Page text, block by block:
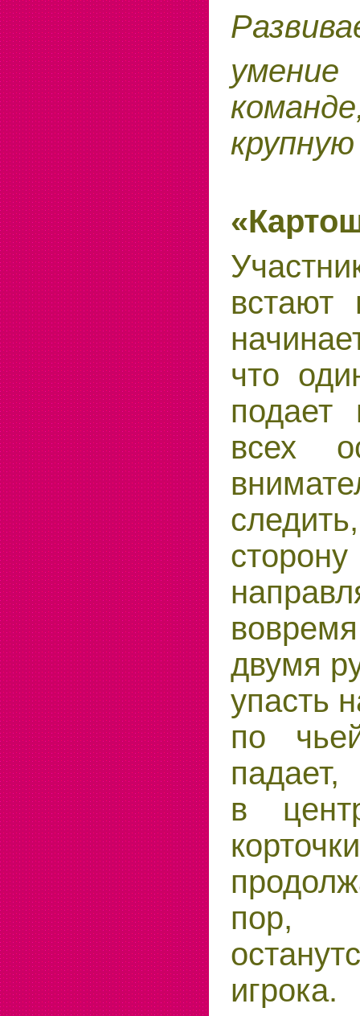
встают
что
подает
всех
сторону
двумя
упасть
по
падает,
в
пор,